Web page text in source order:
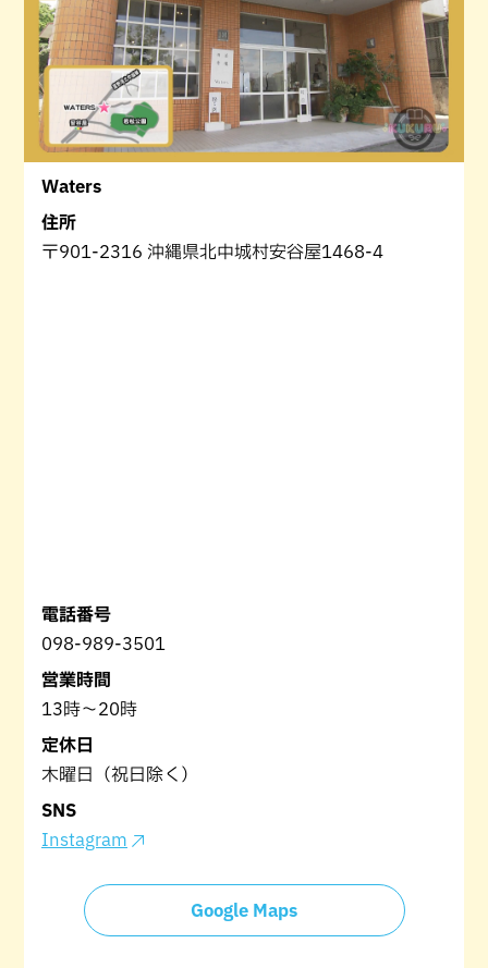
Waters
住所
〒901-2316 沖縄県北中城村安谷屋1468-4
電話番号
098-989-3501
営業時間
13時～20時
定休日
木曜日（祝日除く）
SNS
Instagram
Google Maps